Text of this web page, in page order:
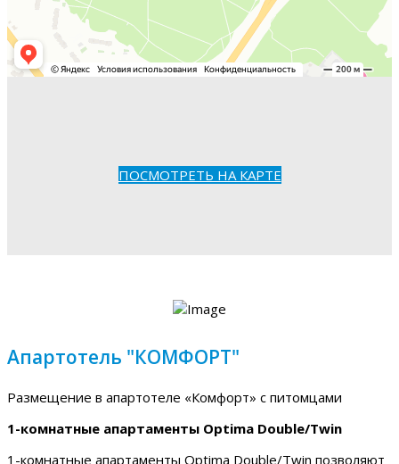
ПОСМОТРЕТЬ НА КАРТЕ
Апартотель "КОМФОРТ"
Размещение в апартотеле «Комфорт» с питомцами
1-комнатные апартаменты Optima Double/Twin
1-комнатные апартаменты Optima Double/Twin позволяют